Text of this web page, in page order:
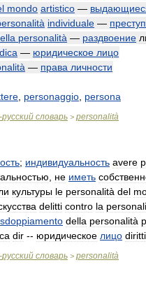
mondo artistico —
individuale —
personalità — раздвоение
— юридическое лицо
— права личности
personaggio persona
-русский словарь > personalità
; индивидуальность avere
не иметь
культуры le personalità del
delitti contro la
sdoppiamento della personalità
dir -- юридическое лицо diritti
-русский словарь > personalità